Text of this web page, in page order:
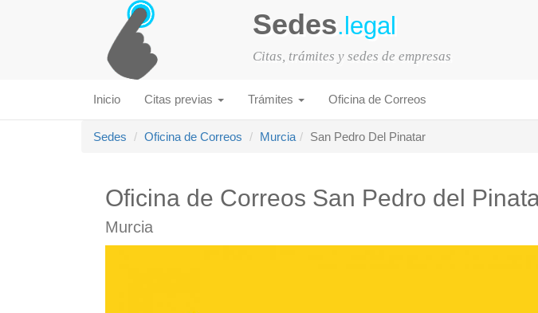
Sedes.legal
Citas, trámites y sedes de empresas
Inicio Citas previas Trámites Oficina de Correos
Sedes Oficina de Correos Murcia San Pedro Del Pinatar
Oficina de Correos San Pedro del
Murcia